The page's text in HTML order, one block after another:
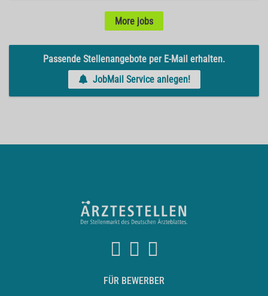
More jobs
Passende Stellenangebote per E-Mail erhalten.
JobMail Service anlegen!
FÜR BEWERBER